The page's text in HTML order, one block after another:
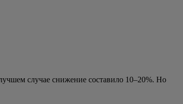
случае снижение составило 10–20%. Но